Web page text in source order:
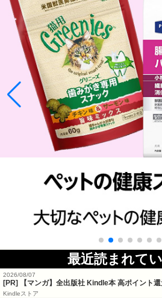
最近読まれて
2026/08/07
[PR] 【マンガ】全出版社 Kindle本 高ポイント
Kindleストア